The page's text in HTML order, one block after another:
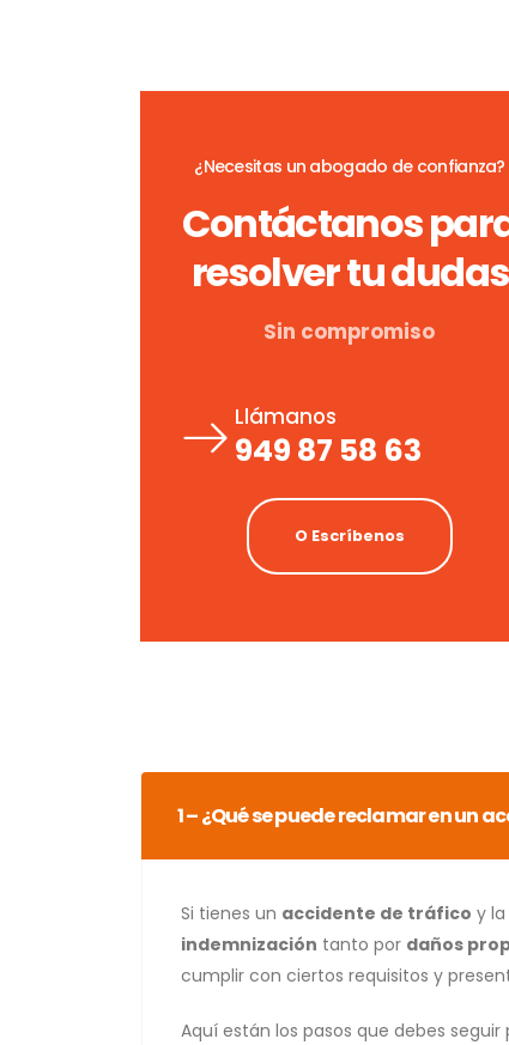
¿Necesitas un abogado de confianza?
Contáctanos
resolver tu dudas
Sin compromiso
Llámanos
949 87 58 63
O Escríbenos
1 – ¿Qué se puede reclamar en un
Si tienes un accidente de tráfico y
indemnización tanto por daños
cumplir con ciertos requisitos y
Aquí están los pasos que debes